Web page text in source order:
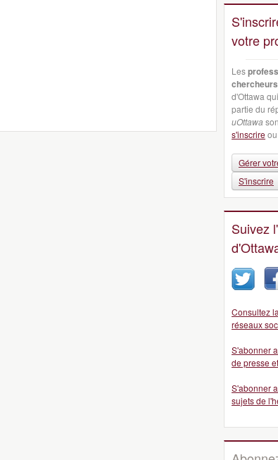
votre
Les
chercheurs
d'Ottawa
partie du
uOttawa
s'inscrire
Gérer
S'inscrire
Suivez
Consultez
réseaux
S'abonner
de presse
S'abonner
sujets de